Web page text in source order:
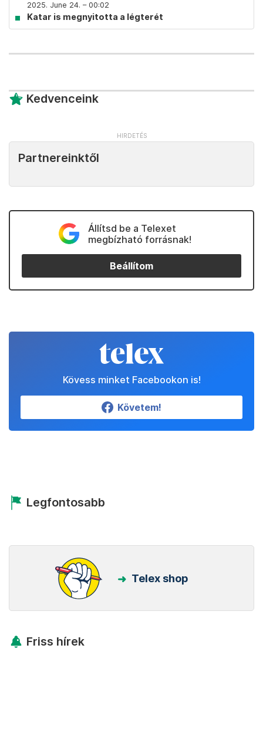
2025. June 24. – 00:02
Katar is megnyitotta a légterét
Kedvenceink
Partnereinktől
Állítsd be a Telexet
megbízható forrásnak!
Beállítom
Kövess minket Facebookon is!
Követem!
Legfontosabb
Telex shop
Friss hírek